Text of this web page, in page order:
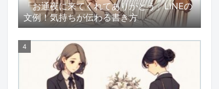
「お通夜に来てくれてありがとう」LINEの
文例！気持ちが伝わる書き方